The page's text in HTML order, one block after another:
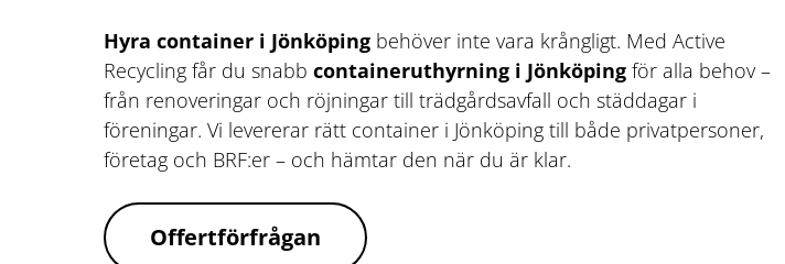
Hyra container i Jönköping behöver inte vara krångligt. Med Active
Recycling får du snabbcontaineruthyrning i Jönköping för alla behov –
från renoveringar och röjningar till trädgårdsavfall och städdagar i
föreningar. Vi levererar rätt container i Jönköping till både privatpersoner,
företag och BRF:er – och hämtar den när du är klar.
Offertförfrågan